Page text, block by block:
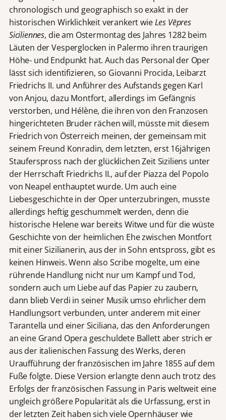
chronologisch und geographisch so exakt in der
historischen Wirklichkeit verankert wieLes Vēpres
Siciliennes, die am Ostermontag des Jahres 1282 beim
Läuten der Vesperglocken in Palermo ihren traurigen
Höhe- und Endpunkt hat. Auch das Personal der Oper
lässt sich identifizieren, so Giovanni Procida, Leibarzt
Friedrichs II. und Anführer des Aufstands gegen Karl
von Anjou, dazu Montfort, allerdings im Gefängnis
verstorben, und Hélène, die ihren von den Franzosen
hingerichteten Bruder rächen will, müsste mit diesem
Friedrich von Österreich meinen, der gemeinsam mit
seinem Freund Konradin, dem letzten, erst 16jährigen
Stauferspross nach der glücklichen Zeit Siziliens unter
der Herrschaft Friedrichs II., auf der Piazza del Popolo
von Neapel enthauptet wurde. Um auch eine
Liebesgeschichte in der Oper unterzubringen, musste
allerdings heftig geschummelt werden, denn die
historische Helene war bereits Witwe und für die wüste
Geschichte von der heimlichen Ehe zwischen Montfort
mit einer Sizilianerin, aus der in Sohn entspross, gibt es
keinen Hinweis. Wenn also Scribe mogelte, um eine
rührende Handlung nicht nur um Kampf und Tod,
sondern auch um Liebe auf das Papier zu zaubern,
dann blieb Verdi in seiner Musik umso ehrlicher dem
Handlungsort verbunden, unter anderem mit einer
Tarantella und einer Siciliana, das den Anforderungen
an eine Grand Opera geschuldete Ballett aber strich er
aus der italienischen Fassung des Werks, deren
Uraufführung der französischen im Jahre 1855 auf dem
Fuße folgte. Diese Version erlangte denn auch trotz des
Erfolgs der französischen Fassung in Paris weltweit eine
ungleich größere Popularität als die Urfassung, erst in
der letzten Zeit haben sich viele Opernhäuser wie